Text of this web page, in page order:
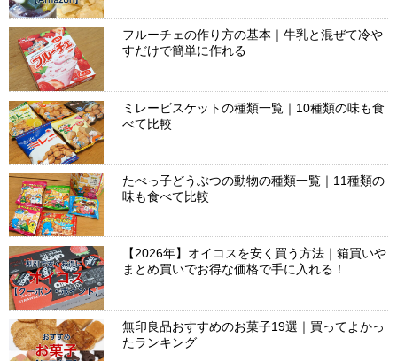
フルーチェの作り方の基本｜牛乳と混ぜて冷や
すだけで簡単に作れる
ミレービスケットの種類一覧｜10種類の味も食
べて比較
たべっ子どうぶつの動物の種類一覧｜11種類の
味も食べて比較
【2026年】オイコスを安く買う方法｜箱買いや
まとめ買いでお得な価格で手に入れる！
無印良品おすすめのお菓子19選｜買ってよかっ
たランキング